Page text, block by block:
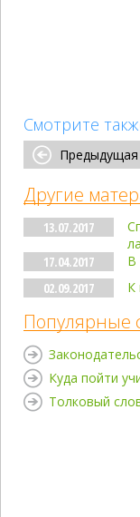
Смотрите
Предыдущая
Другие
13.07.2017
17.04.2017
В
02.09.2017
К
Популярные
Куда пойти
Толковый